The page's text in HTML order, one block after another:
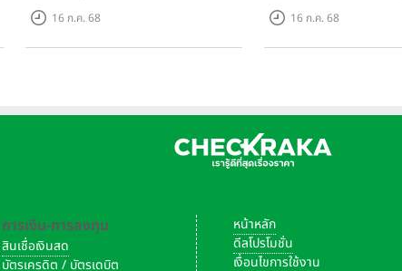
ล้านบาท กำไรสุทธิ 588.04 ล้านบาท
16 ก.ค. 68
เปิดตัวโครงการใหม่ "ไลโอ
16 ก.ค. 68
การเงิน-การลงทุน
สินเชื่อเงินสด
บัตรเครดิต / บัตรเดบิต
หน้าหลัก
ดีลโปรโมชั่น
เงื่อนไขการใช้งาน